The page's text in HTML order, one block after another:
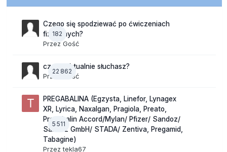
182
Czego się spodziewać po ćwiczeniach
fizycznych?
Przez Gość
22 862
czego aktualnie słuchasz?
Przez Gość
5 511
PREGABALINA (Egzysta, Linefor, Lynagex
XR, Lyrica, Naxalgan, Pragiola, Preato,
Pregabalin Accord/Mylan/ Pfizer/ Sandoz/
Sandoz GmbH/ STADA/ Zentiva, Pregamid,
Tabagine)
Przeztekla67